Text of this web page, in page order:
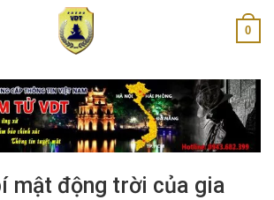
0
mật động trời của gia